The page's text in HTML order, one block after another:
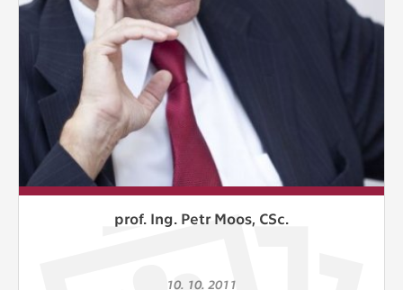
prof. Ing. Petr Moos, CSc.
10. 10. 2011